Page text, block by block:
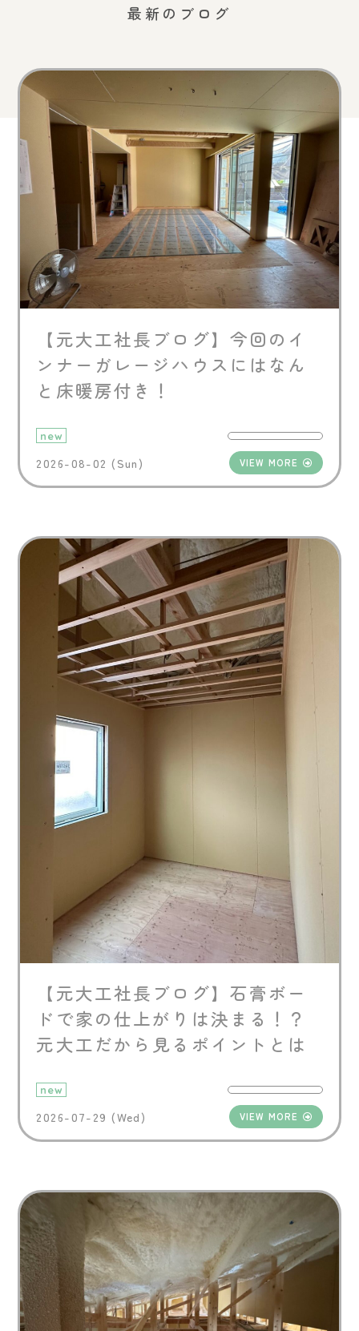
最新のブログ
【元大工社長ブログ】今回のイ
ンナーガレージハウスにはなん
と床暖房付き！
new
2026-08-02 (Sun) VIEW MORE
【元大工社長ブログ】石膏ボー
ドで家の仕上がりは決まる！？
元大工だから見るポイントとは
new
2026-07-29 (Wed) VIEW MORE